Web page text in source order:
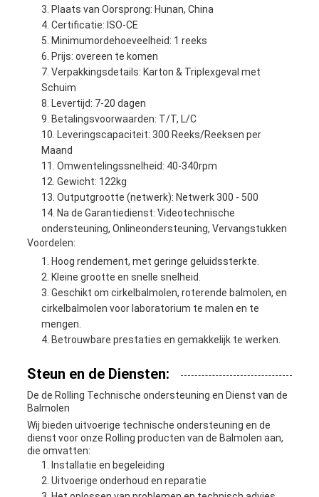
Plaats van Oorsprong: Hunan, China
Certificatie: ISO-CE
Minimumordehoeveelheid: 1 reeks
Prijs: overeen te komen
Verpakkingsdetails: Karton & Triplexgeval met
Schuim
Levertijd: 7-20 dagen
Betalingsvoorwaarden: T/T, L/C
Leveringscapaciteit: 300 Reeks/Reeksen per
Maand
Omwentelingssnelheid: 40-340rpm
Gewicht: 122kg
Outputgrootte (netwerk): Netwerk 300 - 500
Na de Garantiedienst: Videotechnische
ondersteuning, Onlineondersteuning, Vervangstukken
Voordelen:
Hoog rendement, met geringe geluidssterkte.
Kleine grootte en snelle snelheid.
Geschikt om cirkelbalmolen, roterende balmolen, en
cirkelbalmolen voor laboratorium te malen en te
mengen.
Betrouwbare prestaties en gemakkelijk te werken.
Steun en de Diensten:
De de Rolling Technische ondersteuning en Dienst van de
Balmolen
Wij bieden uitvoerige technische ondersteuning en de
dienst voor onze Rolling producten van de Balmolen aan,
die omvatten:
Installatie en begeleiding
Uitvoerige onderhoud en reparatie